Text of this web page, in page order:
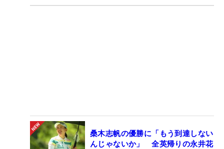
桑木志帆の優勝に「もう到達しない
んじゃないか」 全英帰りの永井花